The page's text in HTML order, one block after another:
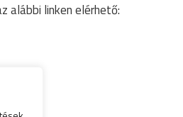
alábbi linken elérhető: